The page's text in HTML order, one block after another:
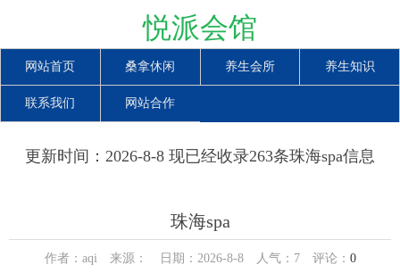
悦派会馆
网站首页 桑拿休闲 养生会所 养生知识
联系我们 网站合作
更新时间：2026-8-8 现已经收录263条珠海spa信息
珠海spa
作者：aqi 来源： 日期：2026-8-8 人气： 7评论： 0